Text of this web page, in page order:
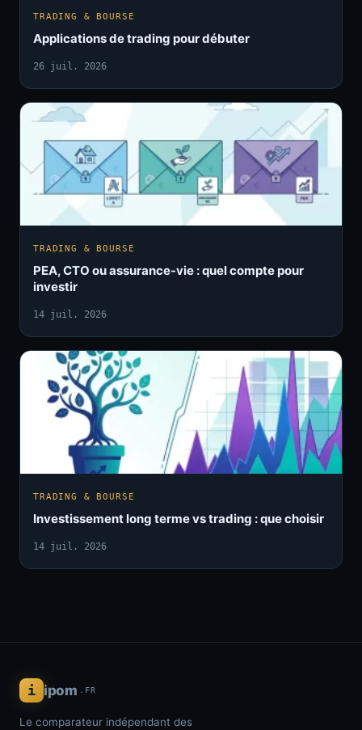
TRADING & BOURSE
Applications de trading pour débuter
26 juil. 2026
TRADING & BOURSE
PEA, CTO ou assurance-vie : quel compte pour
investir
14 juil. 2026
TRADING & BOURSE
Investissement long terme vs trading : que choisir
14 juil. 2026
i ipom .FR
Le comparateur indépendant des